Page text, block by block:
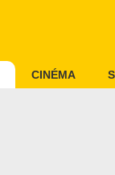
CINÉMA